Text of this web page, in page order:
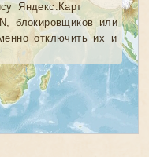
Яндекс.Карт
блокировщиков или
отключить их и